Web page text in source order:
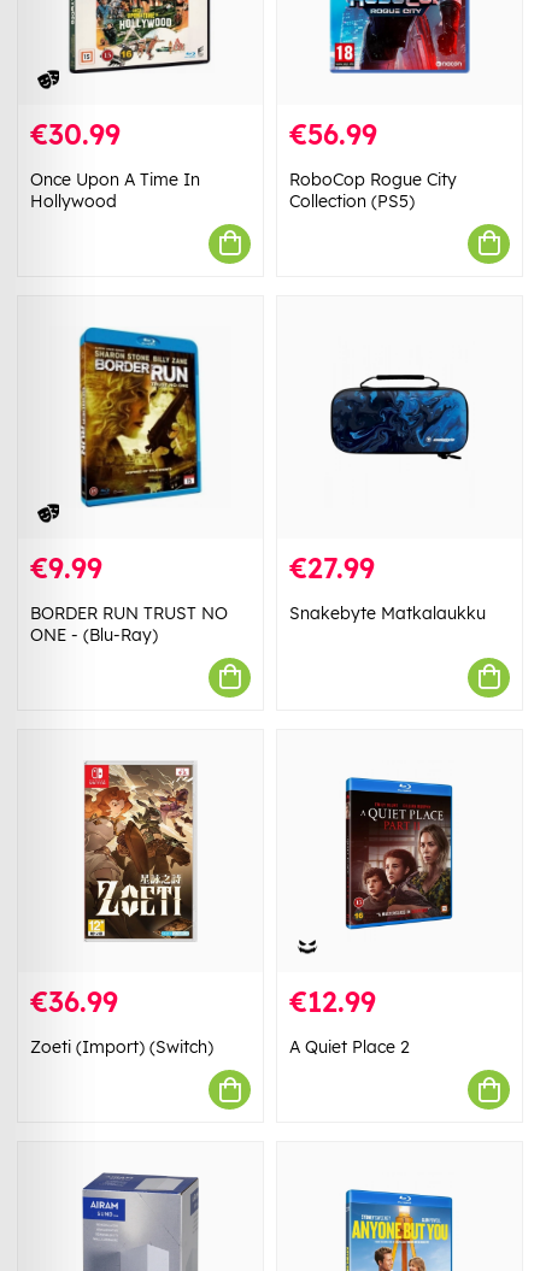
€30.99
Once Upon A Time In
Hollywood
€56.99
RoboCop Rogue City
Collection (PS5)
€9.99
BORDER RUN TRUST NO
ONE - (Blu-Ray)
€27.99
Snakebyte Matkalaukku
€36.99
Zoeti (Import) (Switch)
€12.99
A Quiet Place 2